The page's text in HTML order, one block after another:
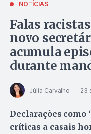
NOTÍCIAS
Falas
novo
acumula
durante
Júlia Carvalho 23
Declarações como
críticas a casais